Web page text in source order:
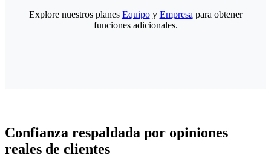
Explore nuestros planes Equipoy Empresa para obtener
funciones adicionales.
Confianza respaldada por opiniones
reales de clientes